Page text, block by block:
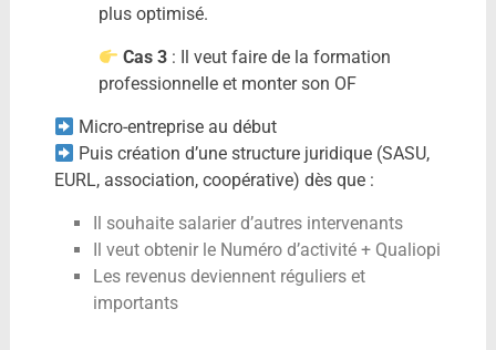
plus optimisé.
Cas 3 : Il veut faire de la formation
professionnelle et monter son OF
Micro-entreprise au début
Puis création d’une structure juridique (SASU,
EURL, association, coopérative) dès que :
Il souhaite salarier d’autres intervenants
Il veut obtenir le Numéro d’activité + Qualiopi
Les revenus deviennent réguliers et
importants